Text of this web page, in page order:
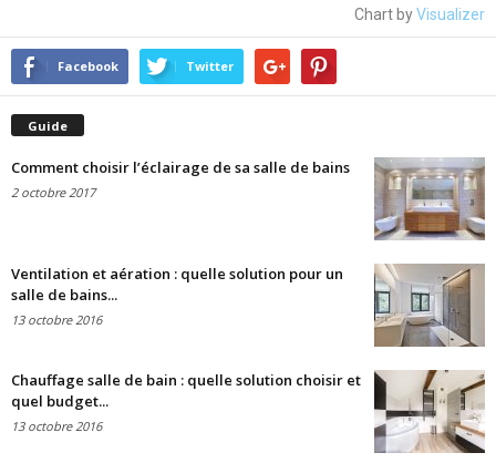
Chart byVisualizer
Facebook Twitter
Guide
Comment choisir l’éclairage de sa salle de bains
2 octobre 2017
Ventilation et aération : quelle solution pour un
salle de bains...
13 octobre 2016
Chauffage salle de bain : quelle solution choisir et
quel budget...
13 octobre 2016